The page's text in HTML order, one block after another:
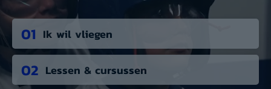
01 Ik wil vliegen
02 Lessen & cursussen